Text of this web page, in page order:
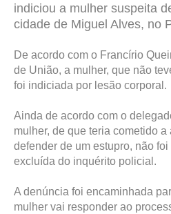
indiciou a mulher suspeita
cidade de Miguel Alves, no
De acordo com o Francírio
de União, a mulher, que não
foi indiciada por lesão corporal.
Ainda de acordo com o
mulher, de que teria cometido a
defender de um estupro, não
excluída do inquérito policial.
A denúncia foi encaminhada
mulher vai responder ao